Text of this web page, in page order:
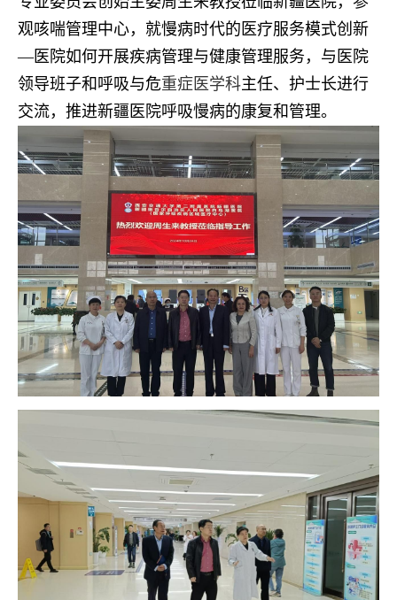
观咳喘管理中心，就慢病时代的医疗服务模式创新
—医院如何开展疾病管理与健康管理服务，与医院
领导班子和呼吸与危重症医学科主任、护士长进行
交流，推进新疆医院呼吸慢病的康复和管理。